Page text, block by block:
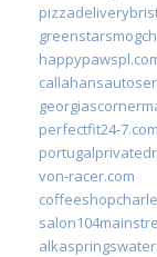
perfectfit24-7.com
von-racer.com